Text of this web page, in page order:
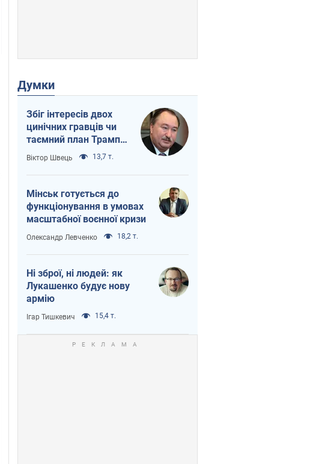
Думки
Збіг інтересів двох
цинічних гравців чи
таємний план Трампа
і Путіна?
Віктор Швець 13,7 т.
Мінськ готується до
функціонування в умовах
масштабної воєнної кризи
Олександр Левченко 18,2 т.
Ні зброї, ні людей: як
Лукашенко будує нову
армію
Ігар Тишкевич 15,4 т.